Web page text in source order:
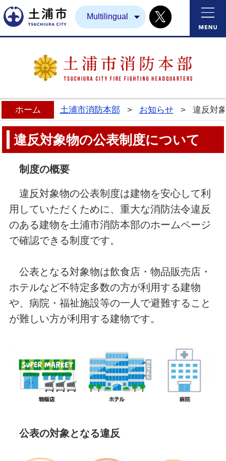
土浦市Multilingual Twitter
ホーム 土浦市消防本部 > お知らせ > 違反対
違反対象物の公表制度について
制度の概要
違反対象物の公表制度は建物を安心して利
用していただくために、重大な消防法令違反
のある建物を土浦市消防本部のホームページ
で確認できる制度です。
公表となる対象物は飲食店・物品販売店・
ホテルなど不特定多数の方が利用する建物
や、病院・福祉施設等の一人で避難すること
が難しい方が利用する建物です。
公表の対象となる違反